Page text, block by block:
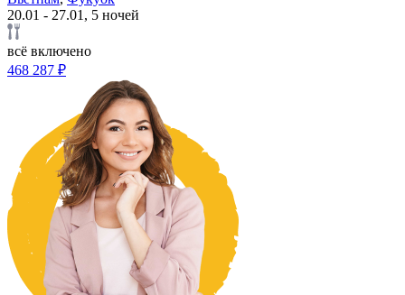
20.01 - 27.01, 5 ночей
всё включено
468 287 ₽